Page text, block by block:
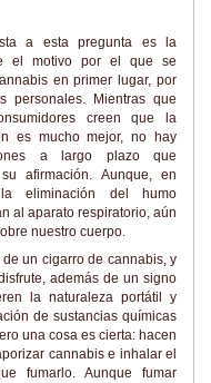
a esta pregunta es la
el motivo por el que se
en primer lugar, por
personales. Mientras que
creen que la
es mucho mejor, no hay
a largo plazo que
afirmación. Aunque, en
eliminación del humo
al aparato respiratorio, aún
nuestro cuerpo.
un cigarro de cannabis, y
además de un signo
la naturaleza portátil y
de sustancias químicas
una cosa es cierta: hacen
cannabis e inhalar el
fumarlo. Aunque fumar